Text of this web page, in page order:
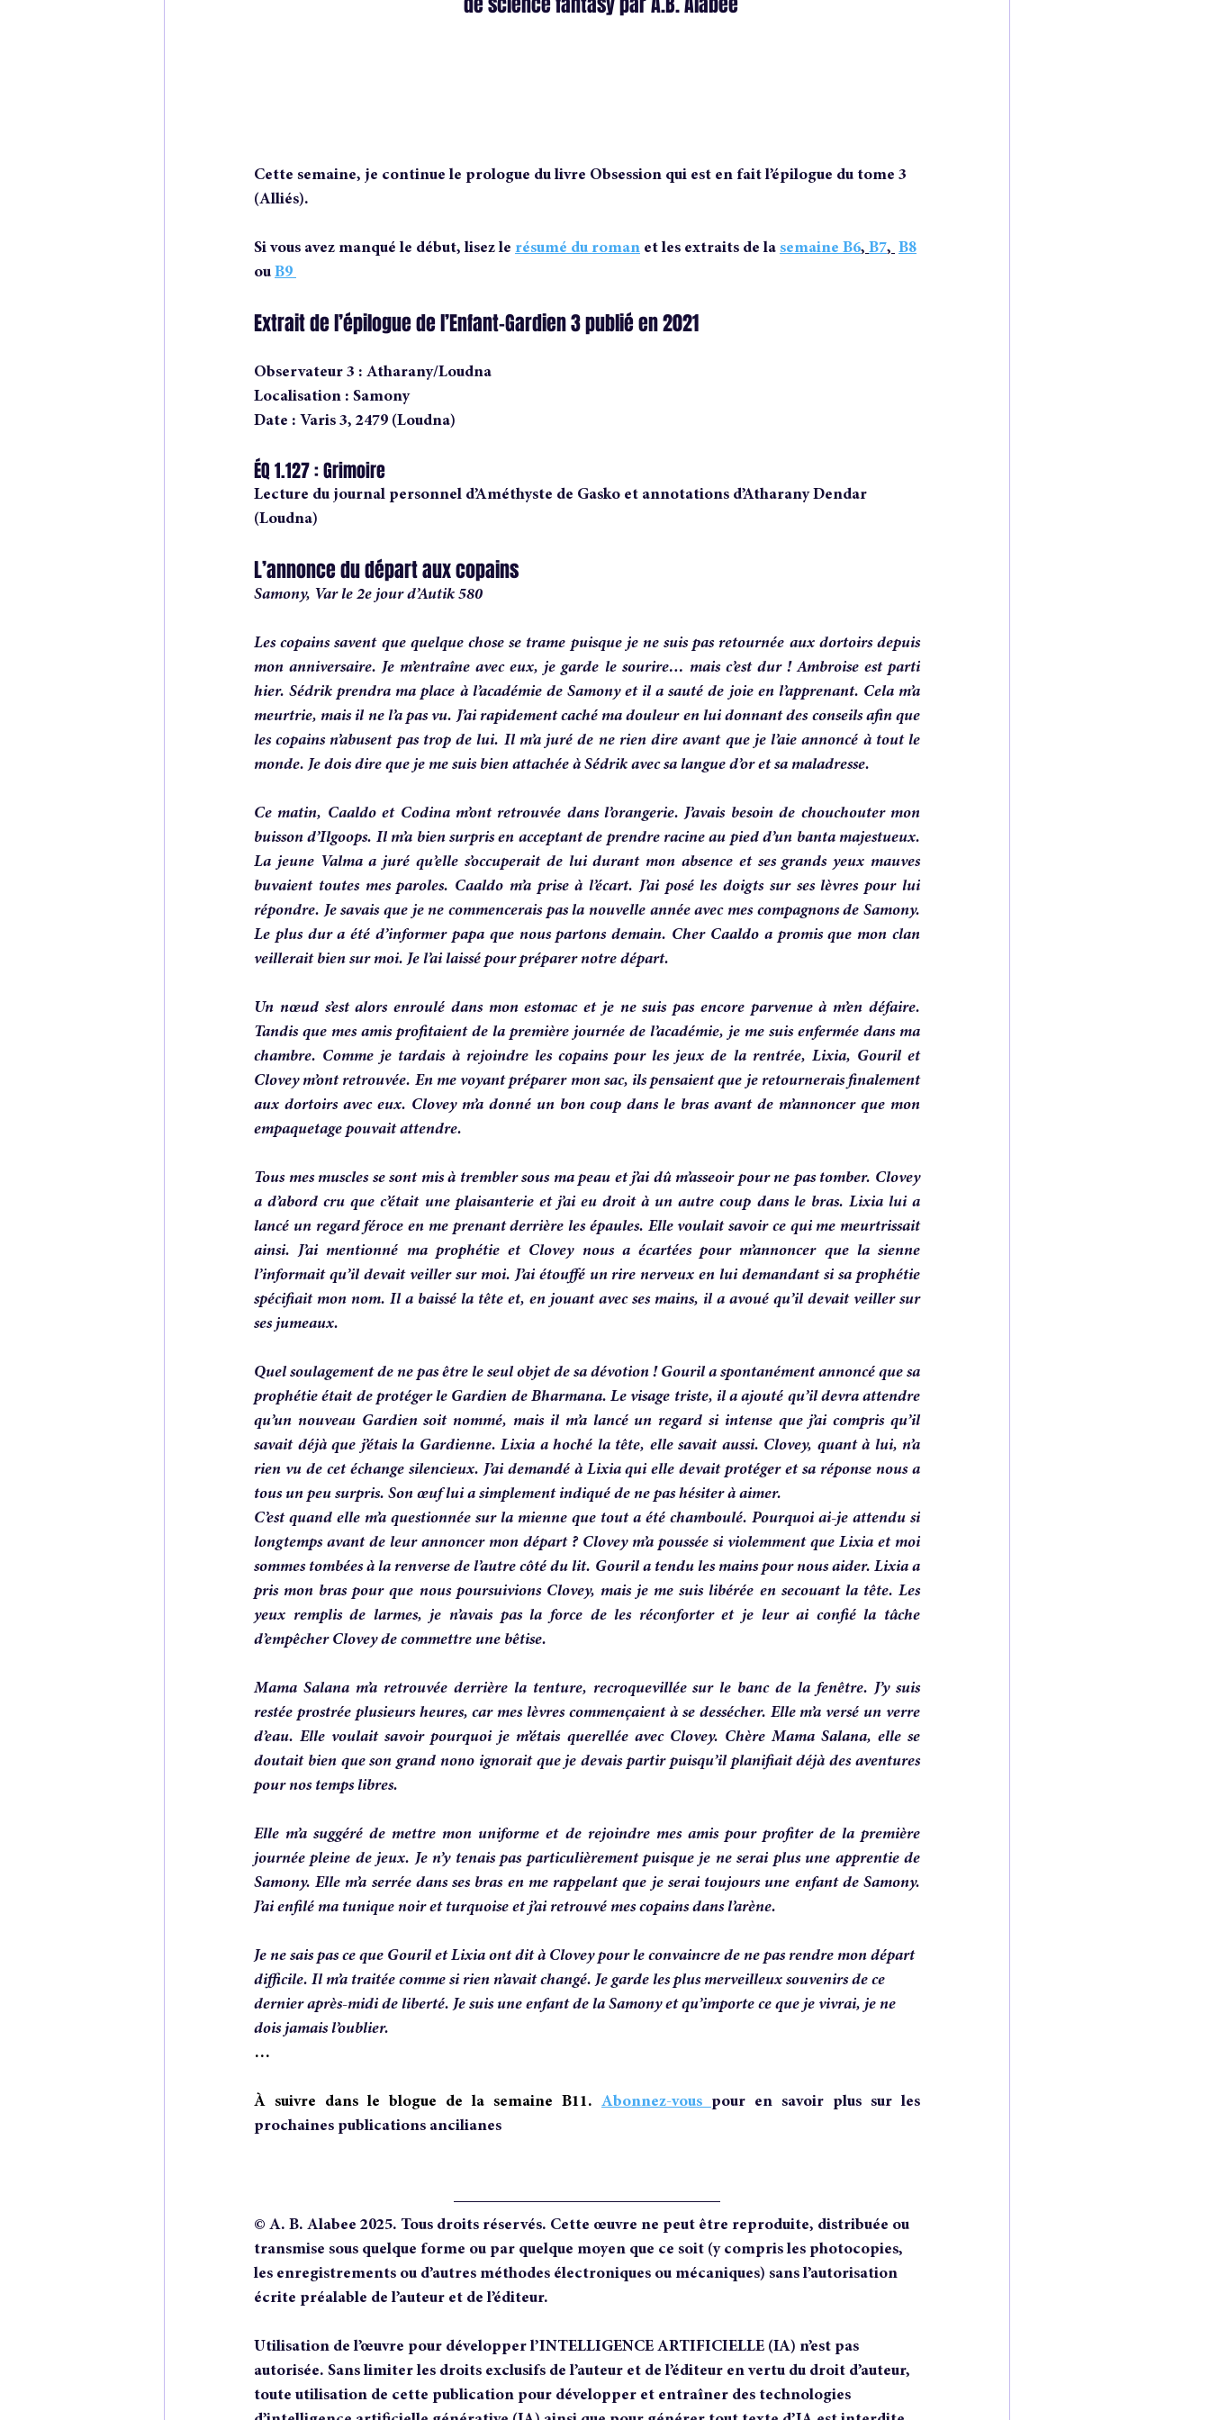
Cette semaine, je continue le prologue du livre Obsession qui est en fait l’épilogue du tome 3
(Alliés).
Si vous avez manqué le début, lisez le résumé du roman et les extraits de la semaine B6, B7, B8
ou B9
Extrait de l’épilogue de l’Enfant-Gardien 3 publié en 2021
Observateur 3 : Atharany/Loudna
Localisation : Samony
Date : Varis 3, 2479 (Loudna)
ÉQ 1.127 : Grimoire
Lecture du journal personnel d’Améthyste de Gasko et annotations d’Atharany Dendar
(Loudna)
L’annonce du départ aux copains
Samony, Var le 2e jour d’Autik 580
Les copains savent que quelque chose se trame puisque je ne suis pas retournée aux dortoirs depuis
mon anniversaire. Je m’entraîne avec eux, je garde le sourire… mais c’est dur ! Ambroise est parti
hier. Sédrik prendra ma place à l’académie de Samony et il a sauté de joie en l’apprenant. Cela m’a
meurtrie, mais il ne l’a pas vu. J’ai rapidement caché ma douleur en lui donnant des conseils afin que
les copains n’abusent pas trop de lui. Il m’a juré de ne rien dire avant que je l’aie annoncé à tout le
monde. Je dois dire que je me suis bien attachée à Sédrik avec sa langue d’or et sa maladresse.
Ce matin, Caaldo et Codina m’ont retrouvée dans l’orangerie. J’avais besoin de chouchouter mon
buisson d’Ilgoops. Il m’a bien surpris en acceptant de prendre racine au pied d’un banta majestueux.
La jeune Valma a juré qu’elle s’occuperait de lui durant mon absence et ses grands yeux mauves
buvaient toutes mes paroles. Caaldo m’a prise à l’écart. J’ai posé les doigts sur ses lèvres pour lui
répondre. Je savais que je ne commencerais pas la nouvelle année avec mes compagnons de Samony.
Le plus dur a été d’informer papa que nous partons demain. Cher Caaldo a promis que mon clan
veillerait bien sur moi. Je l’ai laissé pour préparer notre départ.
Un nœud s’est alors enroulé dans mon estomac et je ne suis pas encore parvenue à m’en défaire.
Tandis que mes amis profitaient de la première journée de l’académie, je me suis enfermée dans ma
chambre. Comme je tardais à rejoindre les copains pour les jeux de la rentrée, Lixia, Gouril et
Clovey m’ont retrouvée. En me voyant préparer mon sac, ils pensaient que je retournerais finalement
aux dortoirs avec eux. Clovey m’a donné un bon coup dans le bras avant de m’annoncer que mon
empaquetage pouvait attendre.
Tous mes muscles se sont mis à trembler sous ma peau et j’ai dû m’asseoir pour ne pas tomber. Clovey
a d’abord cru que c’était une plaisanterie et j’ai eu droit à un autre coup dans le bras. Lixia lui a
lancé un regard féroce en me prenant derrière les épaules. Elle voulait savoir ce qui me meurtrissait
ainsi. J’ai mentionné ma prophétie et Clovey nous a écartées pour m’annoncer que la sienne
l’informait qu’il devait veiller sur moi. J’ai étouffé un rire nerveux en lui demandant si sa prophétie
spécifiait mon nom. Il a baissé la tête et, en jouant avec ses mains, il a avoué qu’il devait veiller sur
ses jumeaux.
Quel soulagement de ne pas être le seul objet de sa dévotion ! Gouril a spontanément annoncé que sa
prophétie était de protéger le Gardien de Bharmana. Le visage triste, il a ajouté qu’il devra attendre
qu’un nouveau Gardien soit nommé, mais il m’a lancé un regard si intense que j’ai compris qu’il
savait déjà que j’étais la Gardienne. Lixia a hoché la tête, elle savait aussi. Clovey, quant à lui, n’a
rien vu de cet échange silencieux. J’ai demandé à Lixia qui elle devait protéger et sa réponse nous a
tous un peu surpris. Son œuf lui a simplement indiqué de ne pas hésiter à aimer.
C’est quand elle m’a questionnée sur la mienne que tout a été chamboulé. Pourquoi ai-je attendu si
longtemps avant de leur annoncer mon départ ? Clovey m’a poussée si violemment que Lixia et moi
sommes tombées à la renverse de l’autre côté du lit. Gouril a tendu les mains pour nous aider. Lixia a
pris mon bras pour que nous poursuivions Clovey, mais je me suis libérée en secouant la tête. Les
yeux remplis de larmes, je n’avais pas la force de les réconforter et je leur ai confié la tâche
d’empêcher Clovey de commettre une bêtise.
Mama Salana m’a retrouvée derrière la tenture, recroquevillée sur le banc de la fenêtre. J’y suis
restée prostrée plusieurs heures, car mes lèvres commençaient à se dessécher. Elle m’a versé un verre
d’eau. Elle voulait savoir pourquoi je m’étais querellée avec Clovey. Chère Mama Salana, elle se
doutait bien que son grand nono ignorait que je devais partir puisqu’il planifiait déjà des aventures
pour nos temps libres.
Elle m’a suggéré de mettre mon uniforme et de rejoindre mes amis pour profiter de la première
journée pleine de jeux. Je n’y tenais pas particulièrement puisque je ne serai plus une apprentie de
Samony. Elle m’a serrée dans ses bras en me rappelant que je serai toujours une enfant de Samony.
J’ai enfilé ma tunique noir et turquoise et j’ai retrouvé mes copains dans l’arène.
Je ne sais pas ce que Gouril et Lixia ont dit à Clovey pour le convaincre de ne pas rendre mon départ
difficile. Il m’a traitée comme si rien n’avait changé. Je garde les plus merveilleux souvenirs de ce
dernier après-midi de liberté. Je suis une enfant de la Samony et qu’importe ce que je vivrai, je ne
dois jamais l’oublier.
…
À suivre dans le blogue de la semaine B11. Abonnez-vous pour en savoir plus sur les
prochaines publications ancilianes
© A. B. Alabee 2025. Tous droits réservés. Cette œuvre ne peut être reproduite, distribuée ou
transmise sous quelque forme ou par quelque moyen que ce soit (y compris les photocopies,
les enregistrements ou d’autres méthodes électroniques ou mécaniques) sans l’autorisation
écrite préalable de l’auteur et de l’éditeur.
Utilisation de l’œuvre pour développer l’INTELLIGENCE ARTIFICIELLE (IA) n’est pas
autorisée. Sans limiter les droits exclusifs de l’auteur et de l’éditeur en vertu du droit d’auteur,
toute utilisation de cette publication pour développer et entraîner des technologies